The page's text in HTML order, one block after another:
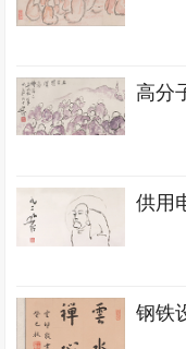
高分
供用
钢铁